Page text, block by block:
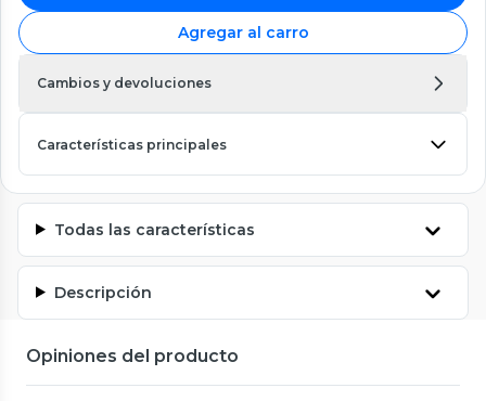
Agregar al carro
Cambios y devoluciones
Características principales
Todas las características
Descripción
Opiniones del producto